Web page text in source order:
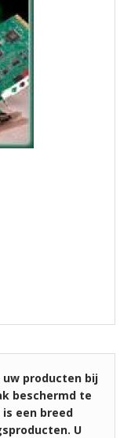
producten bij
beschermd te
een breed
U